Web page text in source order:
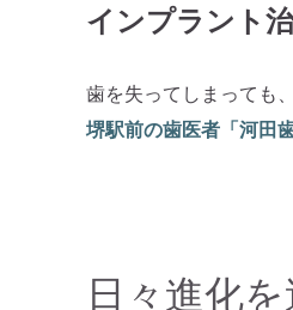
インプラント
歯を失ってしまっても
堺駅前の歯医者「河田歯
日々進化